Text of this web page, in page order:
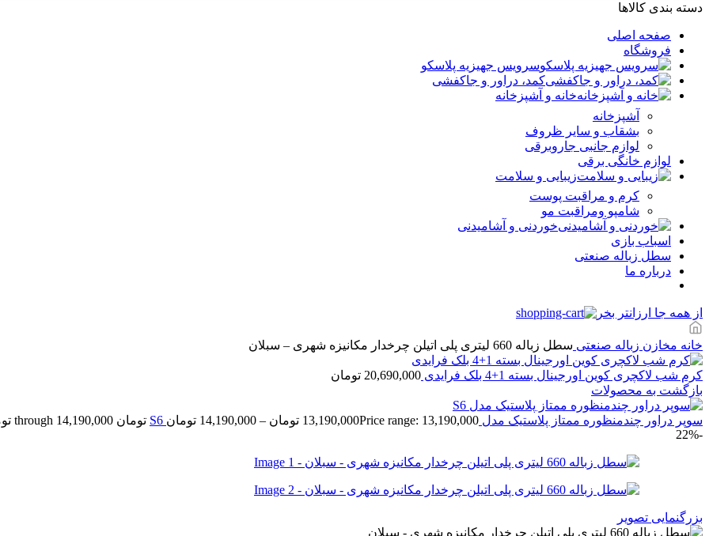
دسته بندی کالاها
صفحه اصلی
فروشگاه
سرویس جهیزیه پلاسکو
کمد، دراور و جاکفشی
خانه و آشپزخانه
آشپزخانه
بشقاب و سایر ظروف
لوازم جانبی جاروبرقی
لوازم خانگی برقی
زیبایی و سلامت
کرم و مراقبت پوست
شامپو ومراقبت مو
خوردنی و آشامیدنی
اسباب بازی
سطل زباله صنعتی
درباره ما
از همه جا ارزانتر بخر
خانه مخازن زباله صنعتی سطل زباله 660 لیتری پلی اتیلن چرخدار مکانیزه شهری – سبلان
کرم شب لاکچری کوین اورجینال بسته 1+4 بلک فرایدی 20,690,000 تومان
بازگشت به محصولات
سوپر دراور چندمنظوره ممتاز پلاستیک مدل S6 14,190,000 تومان – 13,190,000 تومان
Price range: 13,190,000 تومان through 14,190,000 تومان
-22%
بزرگنمایی تصویر